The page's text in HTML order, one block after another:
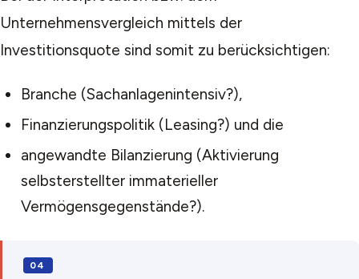
Unternehmensvergleich mittels der
Investitionsquote sind somit zu berücksichtigen:
Branche (Sachanlagenintensiv?),
Finanzierungspolitik (Leasing?) und die
angewandte Bilanzierung (Aktivierung
selbsterstellter immaterieller
Vermögensgegenstände?).